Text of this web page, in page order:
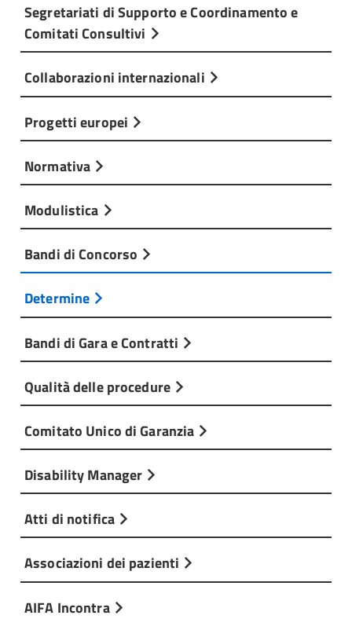
Segretariati di Supporto e Coordinamento e
Comitati Consultivi
Collaborazioni internazionali
Progetti europei
Normativa
Modulistica
Bandi di Concorso
Determine
Bandi di Gara e Contratti
Qualità delle procedure
Comitato Unico di Garanzia
Disability Manager
Atti di notifica
Associazioni dei pazienti
AIFA Incontra